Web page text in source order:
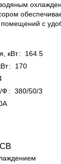
с
кВт:
164.5
:
170
Ф : 380/50/3